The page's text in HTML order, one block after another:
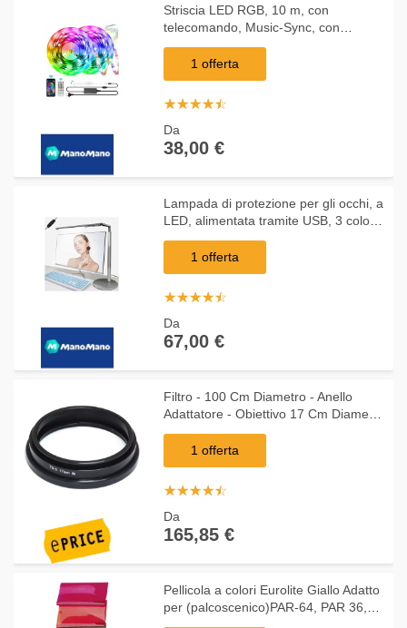
Striscia LED RGB, 10 m, con
telecomando, Music-Sync, con
controllo app, regolazione timer,
cambiamento di colore, per la casa, la
cucina, le feste
1 offerta
☆☆☆☆☆
★★★★★
Da
38,00 €
Lampada di protezione per gli occhi, a
LED, alimentata tramite USB, 3 colori
di colore e luminositÃ regolabile in 5
livelli, per ufficio, camera da
1 offerta
☆☆☆☆☆
★★★★★
Da
67,00 €
Filtro - 100 Cm Diametro - Anello
Adattatore - Obiettivo 17 Cm Diametro
Ts-E F / 4 - Lfhcar17Tse
1 offerta
☆☆☆☆☆
★★★★★
Da
165,85 €
Pellicola a colori Eurolite Giallo Adatto
per (palcoscenico)PAR-64, PAR 36,
PAR-56